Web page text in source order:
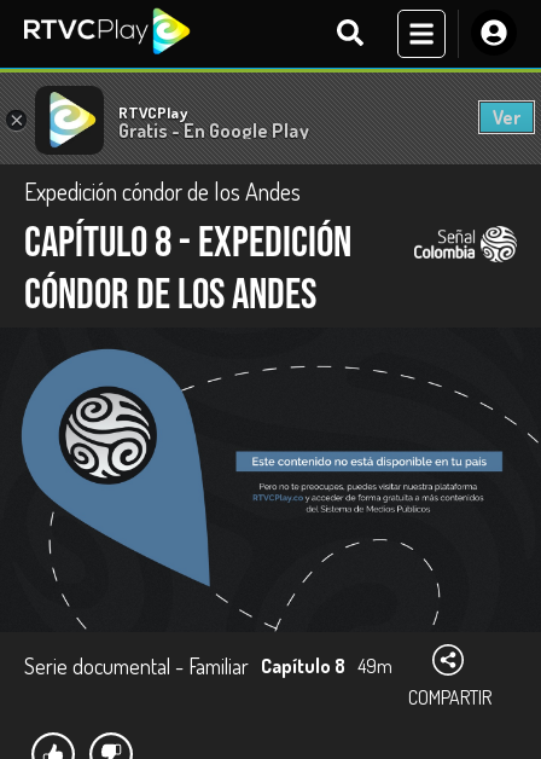
× RTVCPlay
Gratis - En Google Play
Ver
Expedición cóndor de los Andes
Capítulo 8 - Expedición
Cóndor de los Andes
Serie documental - Familiar Capítulo 8 49m
COMPARTIR